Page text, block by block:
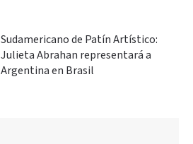
Sudamericano de Patín Artístico:
Julieta Abrahan representará a
Argentina en Brasil